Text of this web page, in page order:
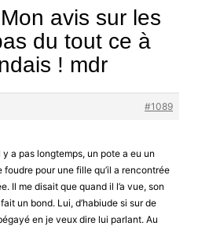
avis sur les
du tout ce à
! mdr
#1089
y a pas longtemps, un pote a eu un
foudre pour une fille qu’il a rencontrée
Il me disait que quand il l’a vue, son
un bond. Lui, d’habiude si sur de
en je veux dire lui parlant. Au